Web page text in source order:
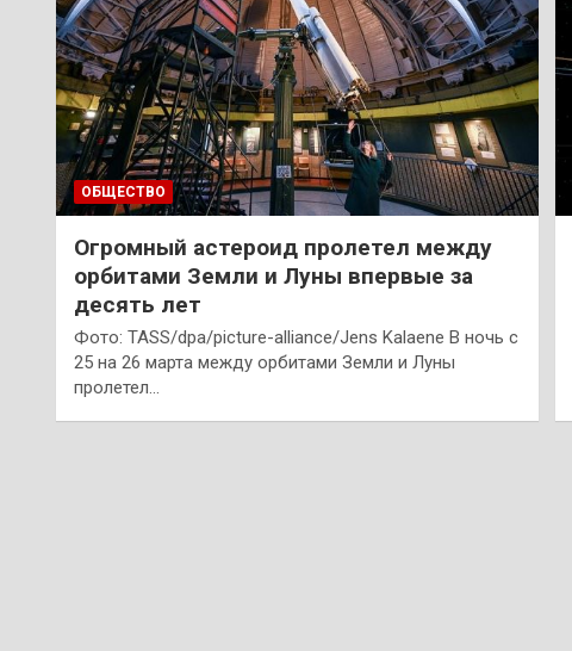
ОБЩЕСТВО
Огромный астероид пролетел между
орбитами Земли и Луны впервые за
десять лет
Фото: TASS/dpa/picture-alliance/Jens Kalaene В ночь с
25 на 26 марта между орбитами Земли и Луны
пролетел…